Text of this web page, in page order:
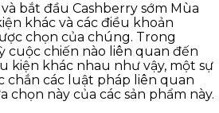
bắt đầu Cashberry sớm Mùa
khác và các điều khoản
chọn của chúng. Trong
cuộc chiến nào liên quan đến
kiện khác nhau như vậy, một sự
chắn các luật pháp liên quan
chọn này của các sản phẩm này.